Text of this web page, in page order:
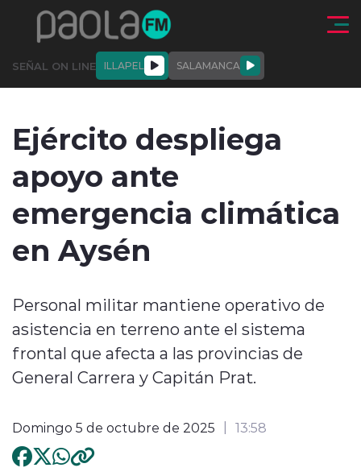
Click acá para ir directamente al contenido
SEÑAL ON LINE ILLAPEL SALAMANCA
ACTUALIDAD ENTREVISTAS
modo claro
Ejército despliega
apoyo ante
emergencia climática
en Aysén
Personal militar mantiene operativo de
asistencia en terreno ante el sistema
frontal que afecta a las provincias de
General Carrera y Capitán Prat.
Domingo 5 de octubre de 2025 13:58